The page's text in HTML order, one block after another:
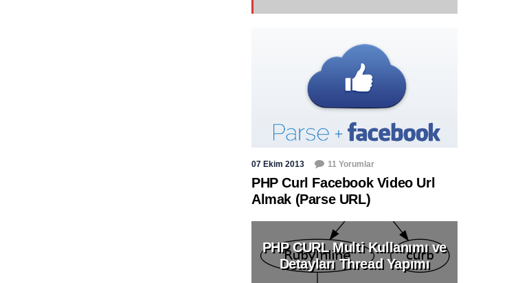
07 Ekim 2013 11 Yorumlar
PHP Curl Facebook Video Url
Almak (Parse URL)
PHP CURL Multi Kullanımı ve
Detayları Thread Yapımı